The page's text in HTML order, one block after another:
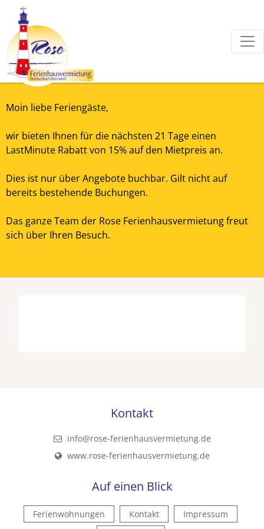
Moin liebe Feriengäste,
wir bieten Ihnen für die nächsten 21 Tage einen
LastMinute Rabatt von 15% auf den Mietpreis an.
Dies ist nur über Angebote buchbar. Gilt nicht auf
bereits bestehende Buchungen.
Das ganze Team der Rose Ferienhausvermietung freut
sich über Ihren Besuch.
Kontakt
info@rose-ferienhausvermietung.de
www.rose-ferienhausvermietung.de
Auf einen Blick
Ferienwohnungen Kontakt
Impressum